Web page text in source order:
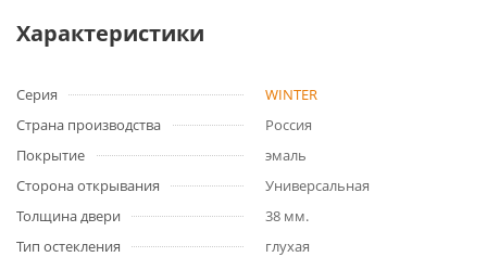
Характеристики
Серия
WINTER
Страна производства
Россия
Покрытие
эмаль
Сторона открывания
Универсальная
Толщина двери
38 мм.
Тип остекления
глухая